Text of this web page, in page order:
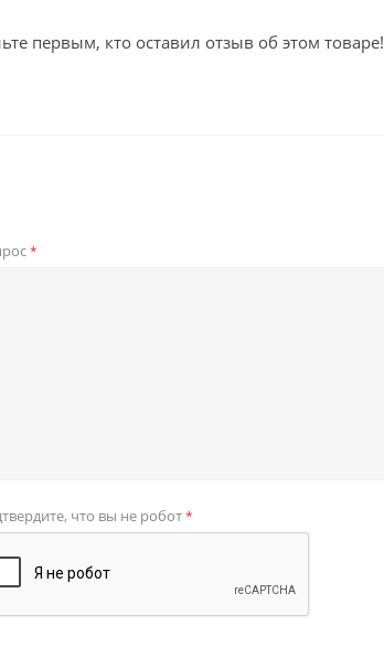
первым, кто оставил отзыв об этом товаре!
*
что вы не робот*